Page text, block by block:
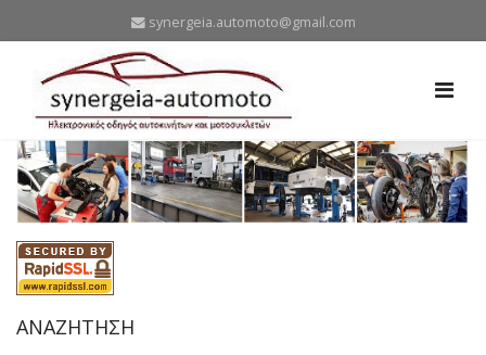
synergeia.automoto@gmail.com
ΑΝΑΖΗΤΗΣΗ